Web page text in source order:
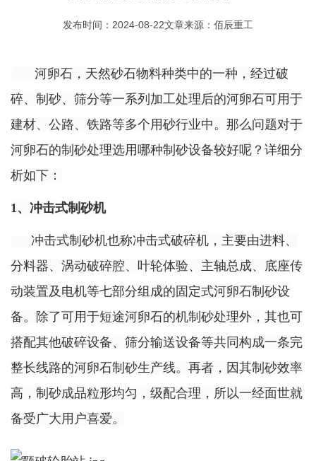
发布时间：2024-08-22文章来源：佰辰重工
河卵石，天然砂石物料种类中的一种，经过破
碎、制砂、筛分等一系列加工处理后的河卵石可用于
建材、公路、铁路等多个用砂行业中。那么问题对于
河卵石的制砂处理选用哪种制砂设备较好呢？详细分
析如下：
1、冲击式制砂机
冲击式制砂机也称冲击式破碎机，主要由进料、
分料器、涡动破碎腔、叶轮体验、主轴总成、底座传
动装置及电机等七部分组成的固定式河卵石制砂设
备。除了可用于短途河卵石的机制砂处理外，其也可
搭配其他破碎设备、筛分输送设备等共同构成一条完
整长线路的河卵石制砂生产线。再者，因其制砂效率
高，制砂成品粒形均匀，级配合理，所以一经面世就
备受广大用户喜爱。